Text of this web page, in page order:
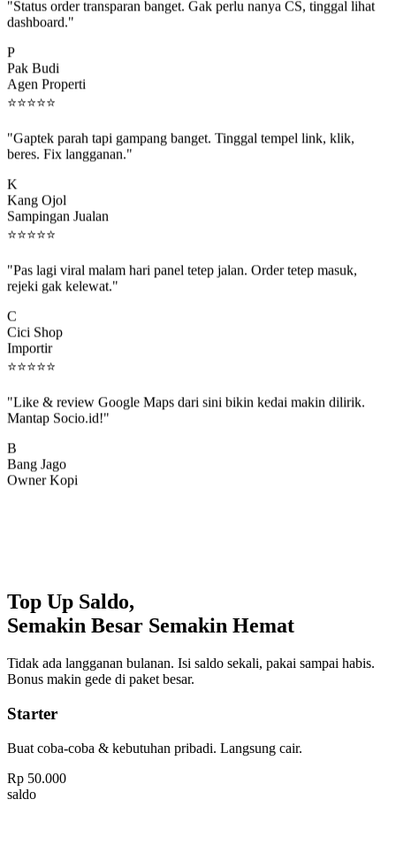
dashboard."
Pak Budi
Agen Properti
⭐⭐⭐⭐⭐
beres. Fix langganan."
Kang Ojol
Sampingan Jualan
⭐⭐⭐⭐⭐
rejeki gak kelewat."
Cici Shop
Importir
⭐⭐⭐⭐⭐
Mantap Socio.id!"
Bang Jago
Owner Kopi
Top Up Saldo,
Semakin Besar Semakin Hemat
Tidak ada langganan bulanan. Isi saldo sekali, pakai sampai habis.
Bonus makin gede di paket besar.
Starter
Buat coba-coba & kebutuhan pribadi. Langsung cair.
Rp 50.000
saldo